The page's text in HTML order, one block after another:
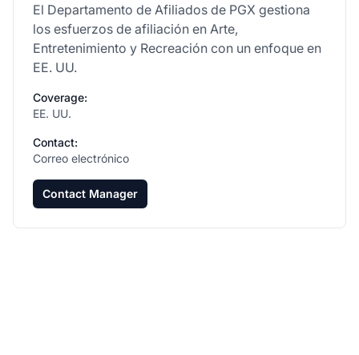
El Departamento de Afiliados de PGX gestiona
los esfuerzos de afiliación en Arte,
Entretenimiento y Recreación con un enfoque en
EE. UU.
Coverage:
EE. UU.
Contact:
Correo electrónico
Contact Manager